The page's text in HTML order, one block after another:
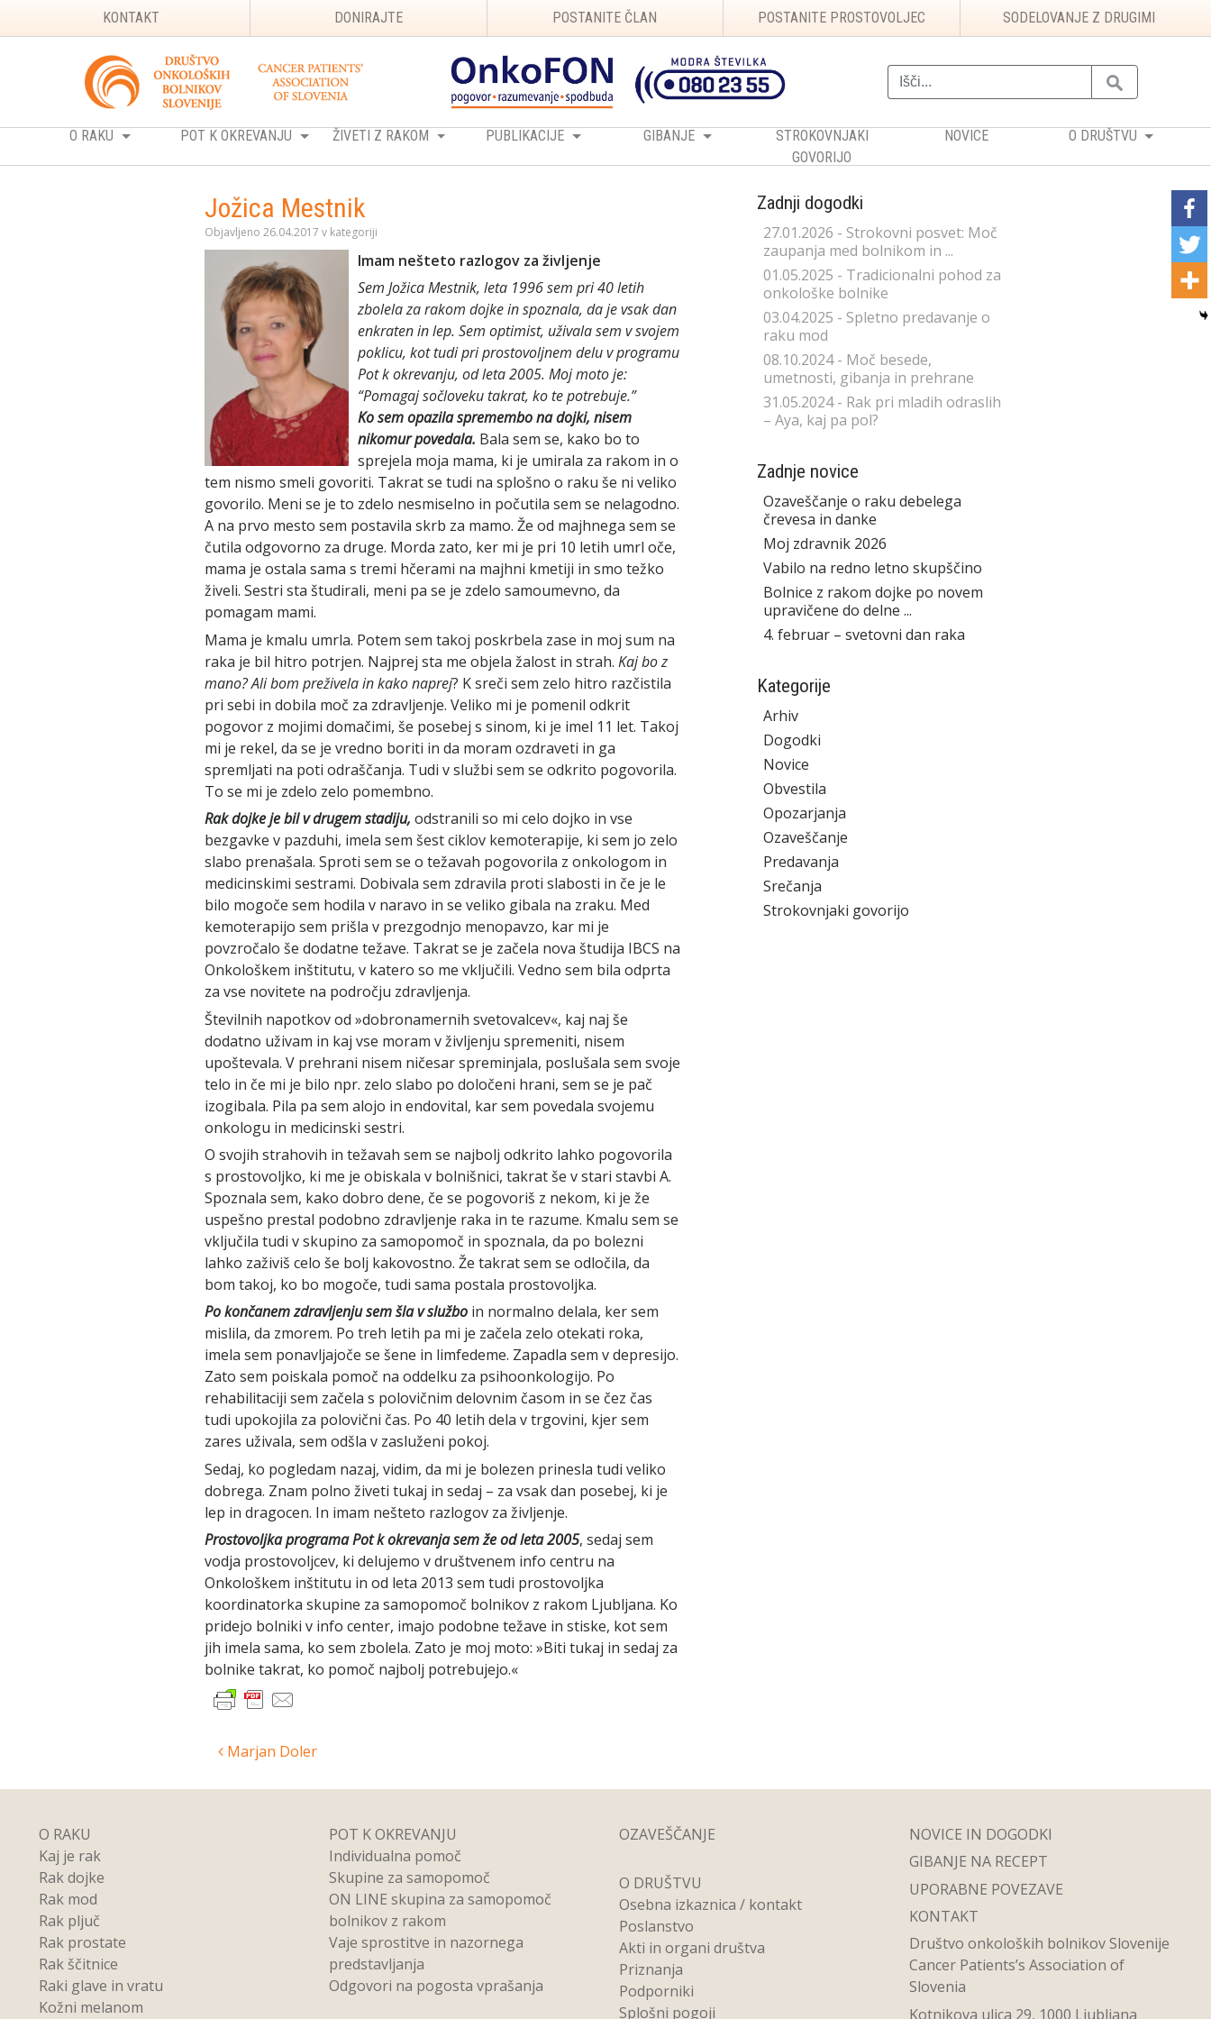
KONTAKT DONIRAJTE POSTANITE ČLAN POSTANITE PROSTOVOLJEC SODELOVANJE Z DRUGIMI
O RAKU POT K OKREVANJU ŽIVETI Z RAKOM PUBLIKACIJE GIBANJE
STROKOVNJAKI
GOVORIJO
NOVICE O DRUŠTVU
Jožica Mestnik
Objavljeno 26.04.2017 v kategoriji
Imam nešteto razlogov za življenje
Sem Jožica Mestnik, leta 1996 sem pri 40 letih
zbolela za rakom dojke in spoznala, da je vsak dan
enkraten in lep. Sem optimist, uživala sem v svojem
poklicu, kot tudi pri prostovoljnem delu v programu
Pot k okrevanju, od leta 2005. Moj moto je:
“Pomagaj sočloveku takrat, ko te potrebuje.”
Ko sem opazila spremembo na dojki, nisem
nikomur povedala. Bala sem se, kako bo to
sprejela moja mama, ki je umirala za rakom in o
tem nismo smeli govoriti. Takrat se tudi na splošno o raku še ni veliko
govorilo. Meni se je to zdelo nesmiselno in počutila sem se nelagodno.
A na prvo mesto sem postavila skrb za mamo. Že od majhnega sem se
čutila odgovorno za druge. Morda zato, ker mi je pri 10 letih umrl oče,
mama je ostala sama s tremi hčerami na majhni kmetiji in smo težko
živeli. Sestri sta študirali, meni pa se je zdelo samoumevno, da
pomagam mami.
Mama je kmalu umrla. Potem sem takoj poskrbela zase in moj sum na
raka je bil hitro potrjen. Najprej sta me objela žalost in strah. Kaj bo z
mano? Ali bom preživela in kako naprej? K sreči sem zelo hitro razčistila
pri sebi in dobila moč za zdravljenje. Veliko mi je pomenil odkrit
pogovor z mojimi domačimi, še posebej s sinom, ki je imel 11 let. Takoj
mi je rekel, da se je vredno boriti in da moram ozdraveti in ga
spremljati na poti odraščanja. Tudi v službi sem se odkrito pogovorila.
To se mi je zdelo zelo pomembno.
Rak dojke je bil v drugem stadiju, odstranili so mi celo dojko in vse
bezgavke v pazduhi, imela sem šest ciklov kemoterapije, ki sem jo zelo
slabo prenašala. Sproti sem se o težavah pogovorila z onkologom in
medicinskimi sestrami. Dobivala sem zdravila proti slabosti in če je le
bilo mogoče sem hodila v naravo in se veliko gibala na zraku. Med
kemoterapijo sem prišla v prezgodnjo menopavzo, kar mi je
povzročalo še dodatne težave. Takrat se je začela nova študija IBCS na
Onkološkem inštitutu, v katero so me vključili. Vedno sem bila odprta
za vse novitete na področju zdravljenja.
Številnih napotkov od »dobronamernih svetovalcev«, kaj naj še
dodatno uživam in kaj vse moram v življenju spremeniti, nisem
upoštevala. V prehrani nisem ničesar spreminjala, poslušala sem svoje
telo in če mi je bilo npr. zelo slabo po določeni hrani, sem se je pač
izogibala. Pila pa sem alojo in endovital, kar sem povedala svojemu
onkologu in medicinski sestri.
O svojih strahovih in težavah sem se najbolj odkrito lahko pogovorila
s prostovoljko, ki me je obiskala v bolnišnici, takrat še v stari stavbi A.
Spoznala sem, kako dobro dene, če se pogovoriš z nekom, ki je že
uspešno prestal podobno zdravljenje raka in te razume. Kmalu sem se
vključila tudi v skupino za samopomoč in spoznala, da po bolezni
lahko zaživiš celo še bolj kakovostno. Že takrat sem se odločila, da
bom takoj, ko bo mogoče, tudi sama postala prostovoljka.
Po končanem zdravljenju sem šla v službo in normalno delala, ker sem
mislila, da zmorem. Po treh letih pa mi je začela zelo otekati roka,
imela sem ponavljajoče se šene in limfedeme. Zapadla sem v depresijo.
Zato sem poiskala pomoč na oddelku za psihoonkologijo. Po
rehabilitaciji sem začela s polovičnim delovnim časom in se čez čas
tudi upokojila za polovični čas. Po 40 letih dela v trgovini, kjer sem
zares uživala, sem odšla v zasluženi pokoj.
Sedaj, ko pogledam nazaj, vidim, da mi je bolezen prinesla tudi veliko
dobrega. Znam polno živeti tukaj in sedaj – za vsak dan posebej, ki je
lep in dragocen. In imam nešteto razlogov za življenje.
Prostovoljka programa Pot k okrevanja sem že od leta 2005, sedaj sem
vodja prostovoljcev, ki delujemo v društvenem info centru na
Onkološkem inštitutu in od leta 2013 sem tudi prostovoljka
koordinatorka skupine za samopomoč bolnikov z rakom Ljubljana. Ko
pridejo bolniki v info center, imajo podobne težave in stiske, kot sem
jih imela sama, ko sem zbolela. Zato je moj moto: »Biti tukaj in sedaj za
bolnike takrat, ko pomoč najbolj potrebujejo.«
Post
Marjan Doler
Zadnji dogodki
27.01.2026 - Strokovni posvet: Moč
zaupanja med bolnikom in ...
01.05.2025 - Tradicionalni pohod za
onkološke bolnike
03.04.2025 - Spletno predavanje o
raku mod
08.10.2024 - Moč besede,
umetnosti, gibanja in prehrane
31.05.2024 - Rak pri mladih odraslih
– Aya, kaj pa pol?
Zadnje novice
Ozaveščanje o raku debelega
črevesa in danke
Moj zdravnik 2026
Vabilo na redno letno skupščino
Bolnice z rakom dojke po novem
upravičene do delne ...
4. februar – svetovni dan raka
Kategorije
Arhiv
Dogodki
Novice
Obvestila
Opozarjanja
Ozaveščanje
Predavanja
Srečanja
Strokovnjaki govorijo
O RAKU
Kaj je rak
Rak dojke
Rak mod
Rak pljuč
Rak prostate
Rak ščitnice
Raki glave in vratu
Kožni melanom
POT K OKREVANJU
Individualna pomoč
Skupine za samopomoč
ON LINE skupina za samopomoč
bolnikov z rakom
Vaje sprostitve in nazornega
predstavljanja
Odgovori na pogosta vprašanja
OZAVEŠČANJE
O DRUŠTVU
Osebna izkaznica / kontakt
Poslanstvo
Akti in organi društva
Priznanja
Podporniki
Splošni pogoji
NOVICE IN DOGODKI
GIBANJE NA RECEPT
UPORABNE POVEZAVE
KONTAKT
Društvo onkoloških bolnikov Slovenije
Cancer Patients’s Association of
Slovenia
Kotnikova ulica 29, 1000 Ljubljana